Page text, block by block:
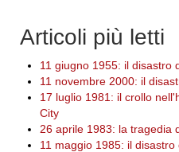
Articoli più letti
11 giugno 1955: il disastro
11 novembre 2000: il
17 luglio 1981: il crollo
City
26 aprile 1983: la tragedia
11 maggio 1985: il disastro